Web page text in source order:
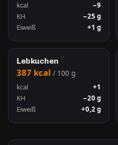
kcal
−9
KH
−25 g
Eiweiß
+1 g
Lebkuchen
387 kcal / 100 g
kcal
+1
KH
−20 g
Eiweiß
+0,2 g